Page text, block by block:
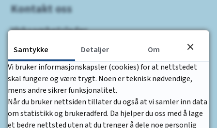
Kontakt oss
Virksomhetsleder
Edel Ulven
Tlf: 93 09 93 62
Telefonnummer til gruppene
Blå:47451026
Samtykke Detaljer
Om
Vi bruker informasjonskapsler (cookies) for at nettstedet
skal fungere og være trygt. Noen er teknisk nødvendige,
mens andre sikrer funksjonalitet.
Når du bruker nettsiden tillater du også at vi samler inn data
om statistikk og brukeradferd. Da hjelper du oss med å lage
et bedre nettsted uten at du trenger å dele noe personlig